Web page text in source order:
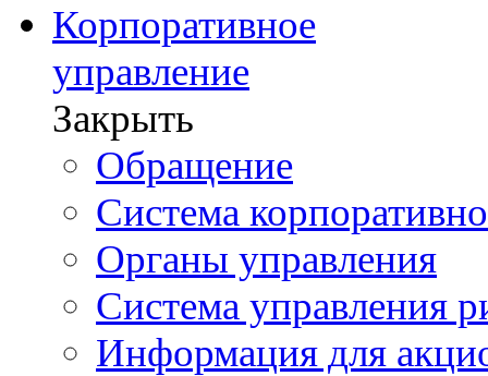
Корпоративное
управление
Закрыть
Обращение
Система
Органы управления
Система управления
Информация для